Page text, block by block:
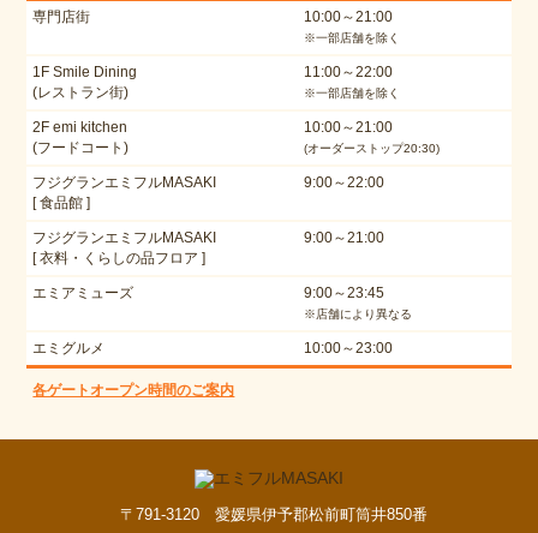
専門店街 10:00～21:00
※一部店舗を除く
1F Smile Dining
(レストラン街)
11:00～22:00
※一部店舗を除く
2F emi kitchen
(フードコート)
10:00～21:00
(オーダーストップ20:30)
フジグランエミフルMASAKI
[ 食品館 ]
9:00～22:00
フジグランエミフルMASAKI
[ 衣料・くらしの品フロア ]
9:00～21:00
エミアミューズ 9:00～23:45
※店舗により異なる
エミグルメ 10:00～23:00
各ゲートオープン時間のご案内
〒791-3120 愛媛県伊予郡松前町筒井850番